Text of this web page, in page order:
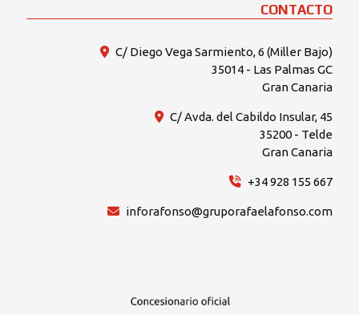
CONTACTO
C/ Diego Vega Sarmiento, 6 (Miller Bajo)
35014 - Las Palmas GC
Gran Canaria
C/ Avda. del Cabildo Insular, 45
35200 - Telde
Gran Canaria
+34 928 155 667
inforafonso@gruporafaelafonso.com